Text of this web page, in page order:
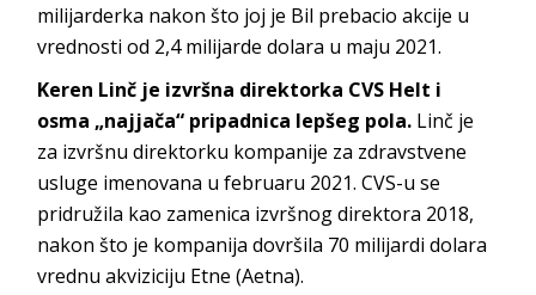
milijarderka nakon što joj je Bil prebacio akcije u
vrednosti od 2,4 milijarde dolara u maju 2021.
Keren Linč je izvršna direktorka CVS Helt i
osma „najjača“ pripadnica lepšeg pola. Linč je
za izvršnu direktorku kompanije za zdravstvene
usluge imenovana u februaru 2021. CVS-u se
pridružila kao zamenica izvršnog direktora 2018,
nakon što je kompanija dovršila 70 milijardi dolara
vrednu akviziciju Etne (Aetna).